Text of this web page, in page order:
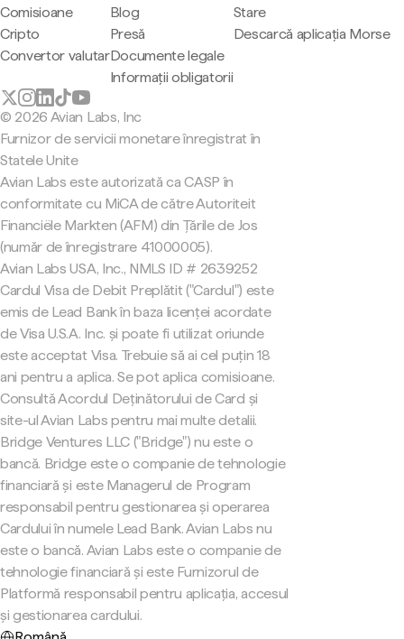
Comisioane
Cripto
Convertor valutar
Blog
Presă
Documente legale
Informații obligatorii
Stare
Descarcă aplicația Morse
© 2026 Avian Labs, Inc
Furnizor de servicii monetare înregistrat în
Statele Unite
Avian Labs este autorizată ca CASP în
conformitate cu MiCA de către Autoriteit
Financiële Markten (AFM) din Țările de Jos
(număr de înregistrare 41000005).
Avian Labs USA, Inc., NMLS ID # 2639252
Cardul Visa de Debit Preplătit ("Cardul") este
emis de Lead Bank în baza licenței acordate
de Visa U.S.A. Inc. și poate fi utilizat oriunde
este acceptat Visa. Trebuie să ai cel puțin 18
ani pentru a aplica. Se pot aplica comisioane.
Consultă Acordul Deținătorului de Card și
site-ul Avian Labs pentru mai multe detalii.
Bridge Ventures LLC ("Bridge") nu este o
bancă. Bridge este o companie de tehnologie
financiară și este Managerul de Program
responsabil pentru gestionarea și operarea
Cardului în numele Lead Bank. Avian Labs nu
este o bancă. Avian Labs este o companie de
tehnologie financiară și este Furnizorul de
Platformă responsabil pentru aplicația, accesul
și gestionarea cardului.